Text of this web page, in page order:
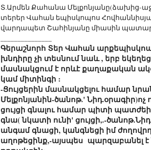
Տ.Արմեն Քահանա Մելքոնյանը(ձախից-
տերեր Վահան եպիսկոպոս
վարդապետ Շահինյանը միասին
Գերաշնորհ Տեր Վահան
խնդիրը չի տեսնում նաև , երբ
մասնակցում է որևէ քաղաքական
կամ միտինգի :
-Ցույցերին մասնակցելու համար
Մելքոնյանին-ծանոթ.' Նիդ.օրագիր)ոչ
ցույցի գնալու համար պիտի պատժեի
գնա( նկատի ունի' ցույցի,.-
անգամ գնացի, կանգնեցի իմ
աղոթեցինք,-այսպես պարզաբանել